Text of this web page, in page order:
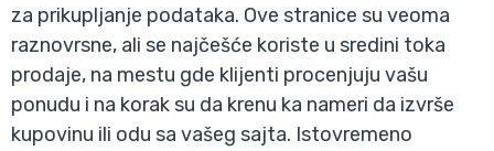
za prikupljanje podataka. Ove stranice su veoma
raznovrsne, ali se najčešće koriste u sredini toka
prodaje, na mestu gde klijenti procenjuju vašu
ponudu i na korak su da krenu ka nameri da izvrše
kupovinu ili odu sa vašeg sajta. Istovremeno